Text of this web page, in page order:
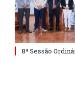
8ª Sessão